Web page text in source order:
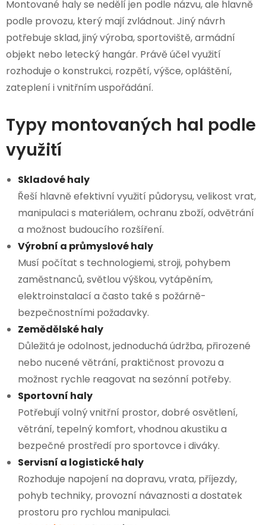
Montované haly se nedělí jen podle názvu, ale hlavně
podle provozu, který mají zvládnout. Jiný návrh
potřebuje sklad, jiný výroba, sportoviště, armádní
objekt nebo letecký hangár. Právě účel využití
rozhoduje o konstrukci, rozpětí, výšce, opláštění,
zateplení i vnitřním uspořádání.
Typy montovaných hal podle
využití
Skladové haly
Řeší hlavně efektivní využití půdorysu, velikost vrat,
manipulaci s materiálem, ochranu zboží, odvětrání
a možnost budoucího rozšíření.
Výrobní a průmyslové haly
Musí počítat s technologiemi, stroji, pohybem
zaměstnanců, světlou výškou, vytápěním,
elektroinstalací a často také s požárně-
bezpečnostními požadavky.
Zemědělské haly
Důležitá je odolnost, jednoduchá údržba, přirozené
nebo nucené větrání, praktičnost provozu a
možnost rychle reagovat na sezónní potřeby.
Sportovní haly
Potřebují volný vnitřní prostor, dobré osvětlení,
větrání, tepelný komfort, vhodnou akustiku a
bezpečné prostředí pro sportovce i diváky.
Servisní a logistické haly
Rozhoduje napojení na dopravu, vrata, příjezdy,
pohyb techniky, provozní návaznosti a dostatek
prostoru pro rychlou manipulaci.